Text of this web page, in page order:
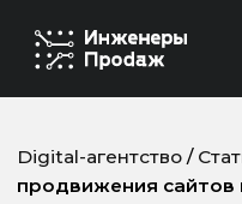
SEO-стратегия